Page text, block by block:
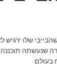
שלו ירגיש
שנעשתה
בעולם